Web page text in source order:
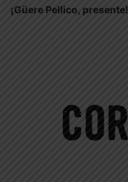
¡Güere Pellico, presente!